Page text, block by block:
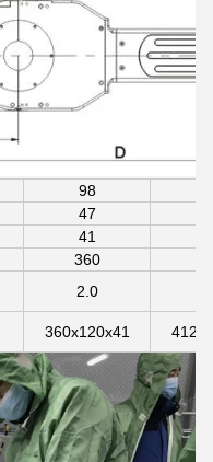
98
47
41
360
2.0
360x120x41